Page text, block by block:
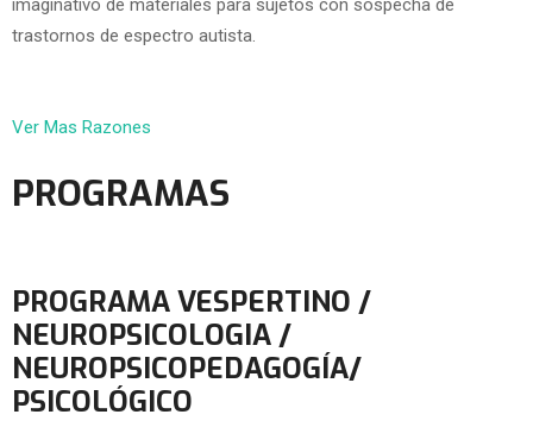
imaginativo de materiales para sujetos con sospecha de
trastornos de espectro autista.
Ver Mas Razones
PROGRAMAS
PROGRAMA VESPERTINO /
NEUROPSICOLOGIA /
NEUROPSICOPEDAGOGÍA/
PSICOLÓGICO